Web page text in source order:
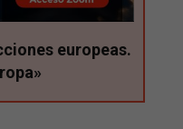
europeas.